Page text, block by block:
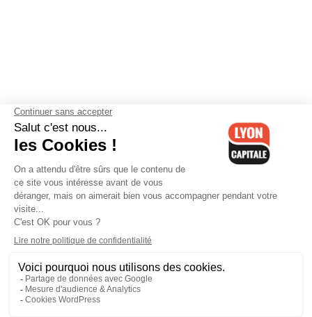
Contactez-nous-Mentions légales-CGV-Politique de
confidentialité-Gestion des cookies